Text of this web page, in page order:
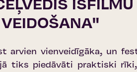
arvien vienveidīgāka, un
tiks piedāvāti praktiski